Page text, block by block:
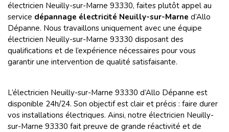
électricien Neuilly-sur-Marne 93330, faites plutôt appel au
service dépannage électricité Neuilly-sur-Marne d’Allo
Dépanne. Nous travaillons uniquement avec une équipe
électricien Neuilly-sur-Marne 93330 disposant des
qualifications et de l’expérience nécessaires pour vous
garantir une intervention de qualité satisfaisante.
L’électricien Neuilly-sur-Marne 93330 d’Allo Dépanne est
disponible 24h/24. Son objectif est clair et précis : faire durer
vos installations électriques. Ainsi, notre électricien Neuilly-
sur-Marne 93330 fait preuve de grande réactivité et de